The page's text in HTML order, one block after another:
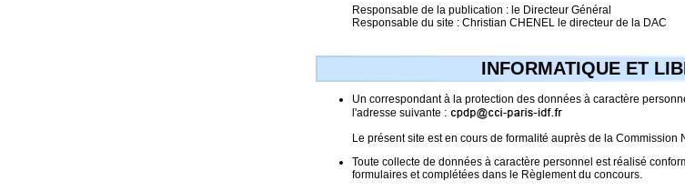
Responsable de la publication : le Directeur Général
Responsable du site : Christian CHENEL le directeur de la DAC
INFORMATIQUE ET
Un correspondant à la protection des données à caractère
l'adresse suivante :
Le présent site est en cours de formalité auprès de la Commission
Toute collecte de données à caractère personnel est réalisé
formulaires et complétées dans le Règlement du concours.